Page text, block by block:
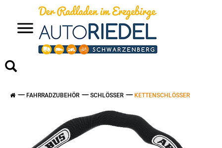
FAHRRADZUBEHÖR SCHLÖSSER KETTENSCHLÖSSER